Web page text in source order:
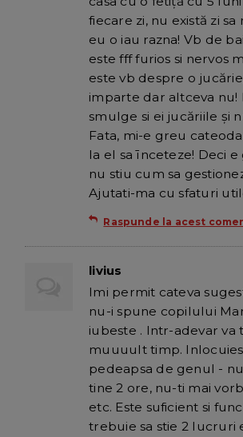
fiecare zi, nu există zi sa
eu o iau razna! Vb de
este fff furios si nervos
este vb despre o
imparte dar altceva nu!
smulge si ei jucăriile și
Fata, mi-e greu
la el sa īnceteze! Deci e
nu stiu cum sa
Ajutati-ma cu sfaturi
Raspunde la acest
livius
Imi permit cateva
nu-i spune copilului
iubeste . Intr-adevar va
muuuult timp.
pedeapsa de genul -
tine 2 ore, nu-ti mai
etc. Este suficient si
trebuie sa stie 2 lucruri